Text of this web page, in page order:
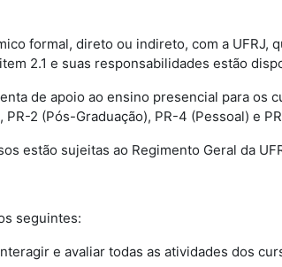
formal, direto ou indireto, com a
2.1 e suas responsabilidades estão
de apoio ao ensino presencial para os
2 (Pós-Graduação), PR-4 (Pessoal) e
estão sujeitas ao Regimento Geral da
seguintes:
e avaliar todas as atividades dos